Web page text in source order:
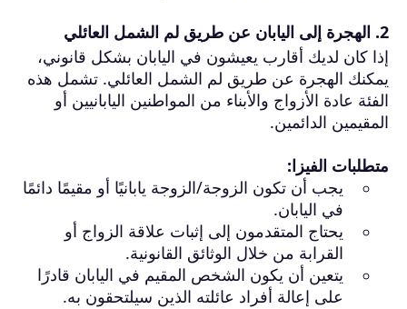
2. الهجرة إلى اليابان عن طريق لم الشمل العائلي
إذا كان لديك أقارب يعيشون في اليابان بشكل قانوني،
يمكنك الهجرة عن طريق لم الشمل العائلي. تشمل هذه
الفئة عادة الأزواج والأبناء من المواطنين اليابانيين أو
المقيمين الدائمين.
متطلبات الفيزا:
يجب أن تكون الزوجة/الزوجة يابانيًا أو مقيمًا دائمًا
في اليابان.
يحتاج المتقدمون إلى إثبات علاقة الزواج أو
القرابة من خلال الوثائق القانونية.
يتعين أن يكون الشخص المقيم في اليابان قادرًا
على إعالة أفراد عائلته الذين سيلتحقون به.